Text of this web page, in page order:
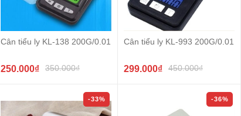
Cân tiểu ly KL-138 200G/0.01
250.000₫ 350.000₫
-33%
Cân tiểu ly KL-993 200G/0.01
299.000₫ 450.000₫
-36%